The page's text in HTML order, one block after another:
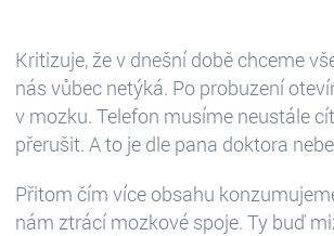
Kritizuje, že v dnešní době chceme
nás vůbec netýká. Po probuzení
v mozku. Telefon musíme neustále
přerušit. A to je dle pana doktora
Přitom čím více obsahu
nám ztrácí mozkové spoje. Ty buď